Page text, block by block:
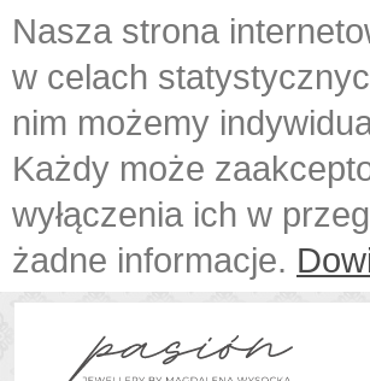
Nasza strona
w celach
nim możemy
Każdy może
wyłączenia ich w
żadne informacje.